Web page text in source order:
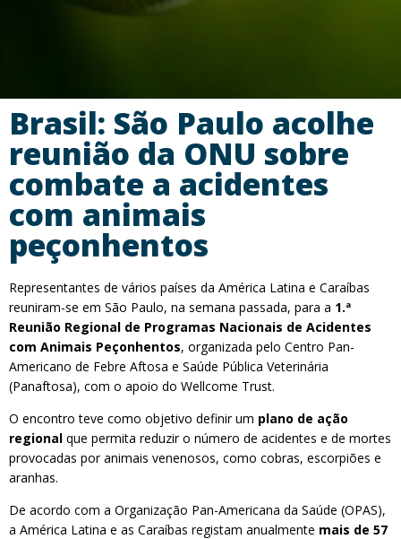
Brasil: São Paulo acolhe
reunião da ONU sobre
combate a acidentes
com animais
peçonhentos
Representantes de vários países da América Latina e Caraíbas
reuniram-se em São Paulo, na semana passada, para a 1.ª
Reunião Regional de Programas Nacionais de Acidentes
com Animais Peçonhentos, organizada pelo Centro Pan-
Americano de Febre Aftosa e Saúde Pública Veterinária
(Panaftosa), com o apoio do Wellcome Trust.
O encontro teve como objetivo definir um plano de ação
regional que permita reduzir o número de acidentes e de mortes
provocadas por animais venenosos, como cobras, escorpiões e
aranhas.
De acordo com a Organização Pan-Americana da Saúde (OPAS),
a América Latina e as Caraíbas registam anualmente mais de 57